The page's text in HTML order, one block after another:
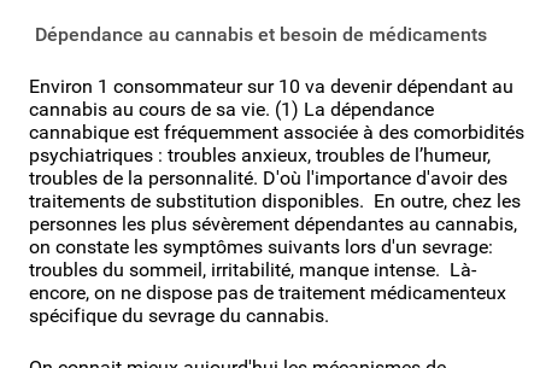
Dépendance au cannabis et besoin de médicaments
Environ 1 consommateur sur 10 va devenir dépendant au
cannabis au cours de sa vie. (1) La dépendance
cannabique est fréquemment associée à des comorbidités
psychiatriques : troubles anxieux, troubles de l’humeur,
troubles de la personnalité. D'où l'importance d'avoir des
traitements de substitution disponibles. En outre, chez les
personnes les plus sévèrement dépendantes au cannabis,
on constate les symptômes suivants lors d'un sevrage:
troubles du sommeil, irritabilité, manque intense. Là-
encore, on ne dispose pas de traitement médicamenteux
spécifique du sevrage du cannabis.